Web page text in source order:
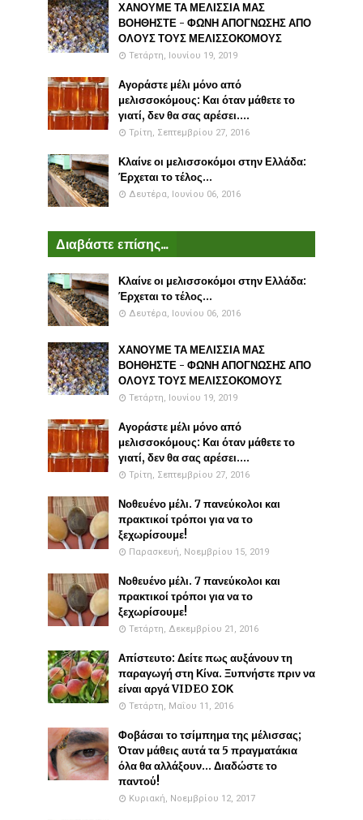
ΧΑΝΟΥΜΕ ΤΑ ΜΕΛΙΣΣΙΑ ΜΑΣ
ΒΟΗΘΗΣΤΕ - ΦΩΝΗ ΑΠΟΓΝΩΣΗΣ ΑΠΟ
ΟΛΟΥΣ ΤΟΥΣ ΜΕΛΙΣΣΟΚΟΜΟΥΣ
Τετάρτη, Ιουνίου 19, 2019
Αγοράστε μέλι μόνο από
μελισσοκόμους: Και όταν μάθετε το
γιατί, δεν θα σας αρέσει....
Τρίτη, Σεπτεμβρίου 27, 2016
Κλαίνε οι μελισσοκόμοι στην Ελλάδα:
Έρχεται το τέλος...
Δευτέρα, Ιουνίου 06, 2016
Διαβάστε επίσης...
Κλαίνε οι μελισσοκόμοι στην Ελλάδα:
Έρχεται το τέλος...
Δευτέρα, Ιουνίου 06, 2016
ΧΑΝΟΥΜΕ ΤΑ ΜΕΛΙΣΣΙΑ ΜΑΣ
ΒΟΗΘΗΣΤΕ - ΦΩΝΗ ΑΠΟΓΝΩΣΗΣ ΑΠΟ
ΟΛΟΥΣ ΤΟΥΣ ΜΕΛΙΣΣΟΚΟΜΟΥΣ
Τετάρτη, Ιουνίου 19, 2019
Αγοράστε μέλι μόνο από
μελισσοκόμους: Και όταν μάθετε το
γιατί, δεν θα σας αρέσει....
Τρίτη, Σεπτεμβρίου 27, 2016
Νοθευένο μέλι. 7 πανεύκολοι και
πρακτικοί τρόποι για να το
ξεχωρίσουμε!
Παρασκευή, Νοεμβρίου 15, 2019
Νοθευένο μέλι. 7 πανεύκολοι και
πρακτικοί τρόποι για να το
ξεχωρίσουμε!
Τετάρτη, Δεκεμβρίου 21, 2016
Απίστευτο: Δείτε πως αυξάνουν τη
παραγωγή στη Κίνα. Ξυπνήστε πριν να
είναι αργά VIDEO ΣΟΚ
Τετάρτη, Μαΐου 11, 2016
Φοβάσαι το τσίμπημα της μέλισσας;
Όταν μάθεις αυτά τα 5 πραγματάκια
όλα θα αλλάξουν... Διαδώστε το
παντού!
Κυριακή, Νοεμβρίου 12, 2017